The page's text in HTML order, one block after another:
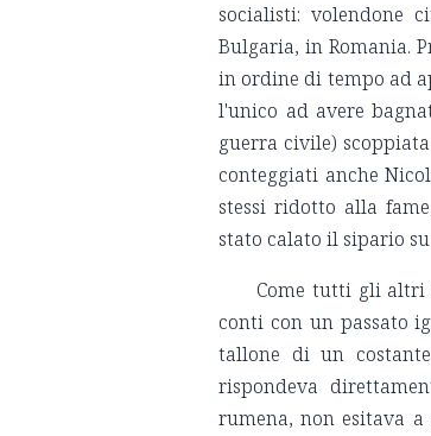
socialisti: volendone
Bulgaria, in Romania.
in ordine di tempo ad
l'unico ad avere
guerra civile)
conteggiati anche
stessi ridotto alla
stato calato il sipario
Come tutti gli altri
conti con un passato
tallone di un
rispondeva
rumena, non esitava